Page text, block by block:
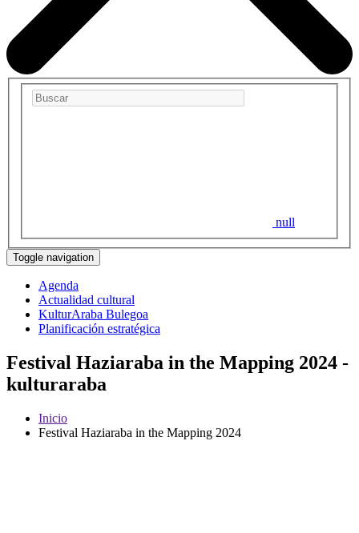
null
Toggle navigation
Agenda
Actualidad cultural
KulturAraba Bulegoa
Planificación estratégica
Festival Haziaraba in the Mapping 2024 -
kulturaraba
Inicio
Festival Haziaraba in the Mapping 2024